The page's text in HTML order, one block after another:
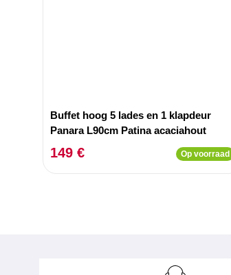
Buffet hoog 5 lades en 1 klapdeur
Panara L90cm Patina acaciahout
149 € Op voorraad